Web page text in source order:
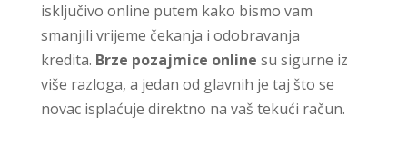
isključivo online putem kako bismo vam
smanjili vrijeme čekanja i odobravanja
kredita. Brze pozajmice online su sigurne iz
više razloga, a jedan od glavnih je taj što se
novac isplaćuje direktno na vaš tekući račun.